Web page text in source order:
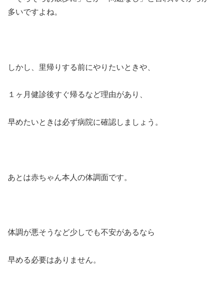
多いですよね。
しかし、里帰りする前にやりたいときや、
１ヶ月健診後すぐ帰るなど理由があり、
早めたいときは必ず病院に確認しましょう。
あとは赤ちゃん本人の体調面です。
体調が悪そうなど少しでも不安があるなら
早める必要はありません。